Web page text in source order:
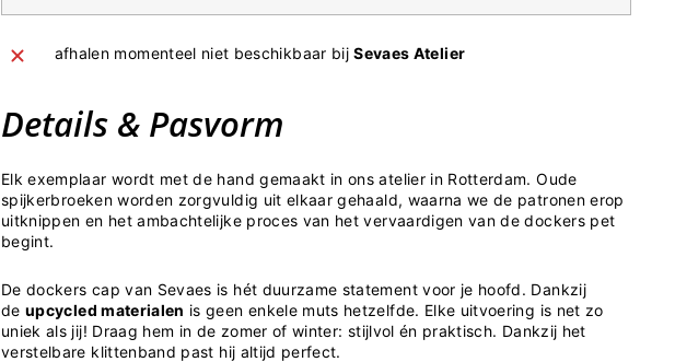
afhalen momenteel niet beschikbaar bijSevaes Atelier
Details & Pasvorm
Elk exemplaar wordt met de hand gemaakt in ons atelier in Rotterdam. Oude
spijkerbroeken worden zorgvuldig uit elkaar gehaald, waarna we de patronen erop
uitknippen en het ambachtelijke proces van het vervaardigen van de dockers pet
begint.
De dockers cap van Sevaes is hét duurzame statement voor je hoofd. Dankzij
de upcycled materialen is geen enkele muts hetzelfde. Elke uitvoering is net zo
uniek als jij! Draag hem in de zomer of winter: stijlvol én praktisch. Dankzij het
verstelbare klittenband past hij altijd perfect.